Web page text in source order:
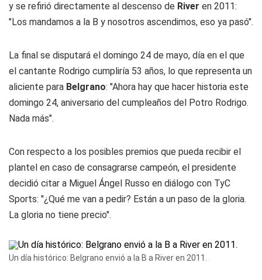
y se refirió directamente al descenso de River en 2011:
"Los mandamos a la B y nosotros ascendimos, eso ya pasó".
La final se disputará el domingo 24 de mayo, día en el que
el cantante Rodrigo cumpliría 53 años, lo que representa un
aliciente para Belgrano: "Ahora hay que hacer historia este
domingo 24, aniversario del cumpleaños del Potro Rodrigo.
Nada más".
Con respecto a los posibles premios que pueda recibir el
plantel en caso de consagrarse campeón, el presidente
decidió citar a Miguel Ángel Russo en diálogo con TyC
Sports: "¿Qué me van a pedir? Están a un paso de la gloria.
La gloria no tiene precio".
Un día histórico: Belgrano envió a la B a River en 2011.